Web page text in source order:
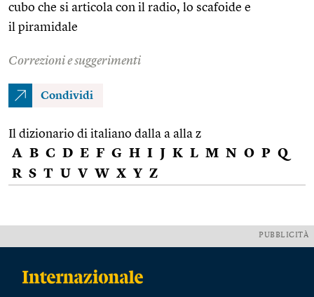
cubo che si articola con il radio, lo scafoide e
il piramidale
Correzioni e suggerimenti
Condividi
Il dizionario di italiano dalla a alla z
A B C D E F G H I J K L M N O P Q
R S T U V W X Y Z
PUBBLICITÀ